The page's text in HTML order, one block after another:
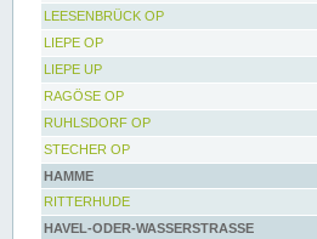
LEESENBRÜCK OP
LIEPE OP
LIEPE UP
RAGÖSE OP
RUHLSDORF OP
STECHER OP
HAMME
RITTERHUDE
HAVEL-ODER-WASSERSTRASSE